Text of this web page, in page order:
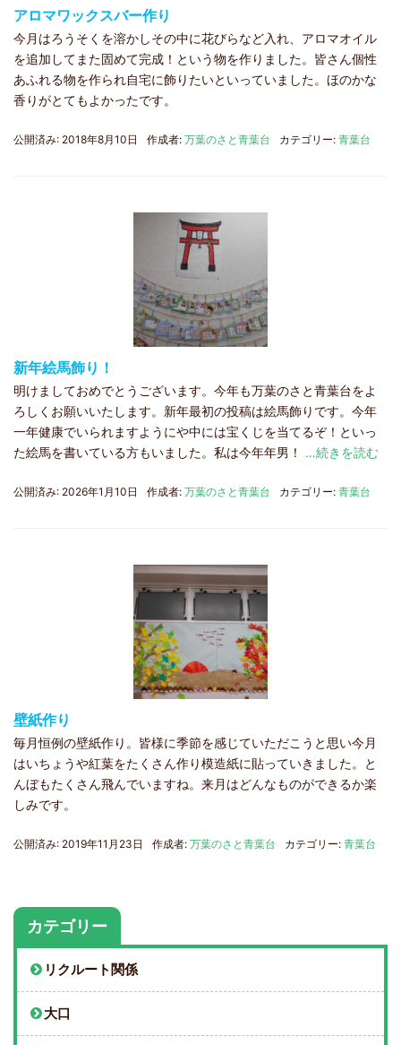
アロマワックスバー作り
今月はろうそくを溶かしその中に花びらなど入れ、アロマオイル
を追加してまた固めて完成！という物を作りました。皆さん個性
あふれる物を作られ自宅に飾りたいといっていました。ほのかな
香りがとてもよかったです。
公開済み: 2018年8月10日 作成者: 万葉のさと青葉台 カテゴリー: 青葉台
新年絵馬飾り！
明けましておめでとうございます。今年も万葉のさと青葉台をよ
ろしくお願いいたします。新年最初の投稿は絵馬飾りです。今年
一年健康でいられますようにや中には宝くじを当てるぞ！といっ
た絵馬を書いている方もいました。私は今年年男！ …続きを読む
公開済み: 2026年1月10日 作成者: 万葉のさと青葉台 カテゴリー: 青葉台
壁紙作り
毎月恒例の壁紙作り。皆様に季節を感じていただこうと思い今月
はいちょうや紅葉をたくさん作り模造紙に貼っていきました。と
んぼもたくさん飛んでいますね。来月はどんなものができるか楽
しみです。
公開済み: 2019年11月23日 作成者: 万葉のさと青葉台 カテゴリー: 青葉台
カテゴリー
リクルート関係
大口